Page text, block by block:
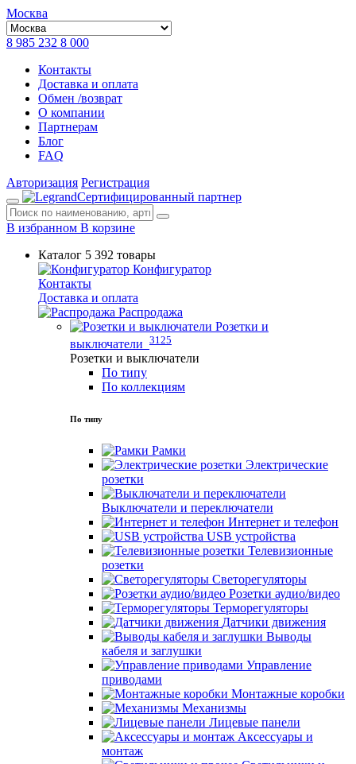
Москва
8 985 232 8 000
Контакты
Доставка и оплата
Обмен /возврат
О компании
Партнерам
Блог
FAQ
Авторизация Регистрация
Сертифицированный партнер
В избранном В корзине
Каталог 5 392 товары
Конфигуратор
Контакты
Доставка и оплата
Распродажа
Розетки и
выключатели 3125
Розетки и выключатели
По типу
По коллекциям
По типу
Рамки
Электрические
розетки
Выключатели и переключатели
Интернет и телефон
USB устройства
Телевизионные
розетки
Светорегуляторы
Розетки аудио/видео
Терморегуляторы
Датчики движения
Выводы
кабеля и заглушки
Управление
приводами
Монтажные коробки
Механизмы
Лицевые панели
Аксессуары и
монтаж